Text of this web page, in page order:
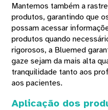
Mantemos também a
produtos, garantindo que
possam acessar
produtos quando
rigorosos, a Bluemed
gaze sejam da mais alta
tranquilidade tanto aos
aos pacientes.
Aplicação dos